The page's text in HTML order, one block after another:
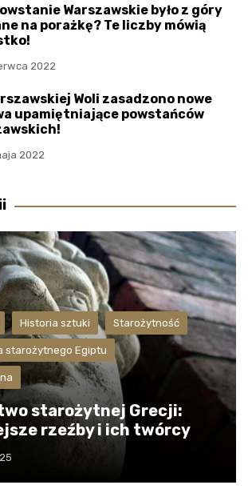
Warszawskie było z góry
na porażkę? Te liczby mówią
2022
Woli zasadzono nowe
upamiętniające powstańców
2022
Historia sztuki Starożytność
starożytnego Egiptu
starożytnej Grecji:
rzeźby i ich twórcy